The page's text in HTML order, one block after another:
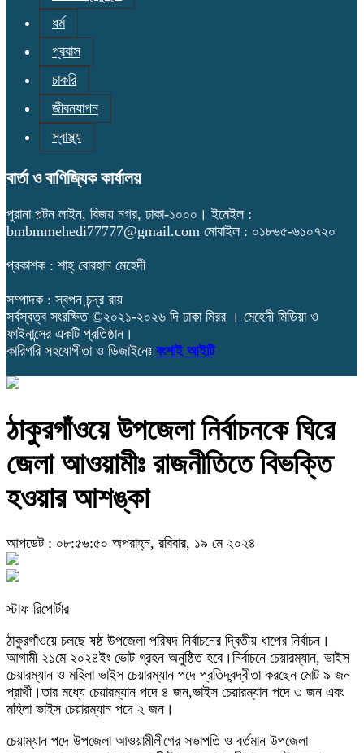
ধর্ম
প্রবাস
চাকরি
জীবনযাপন
স্বাস্থ্য
বার্তা ও বাণিজ্যিক কার্যালয়
পুরানা পল্টন লাইন, বিজয় নগর, ঢাকা-১০০০। ইমেইল :
bmbmmehedi77777@gmail.com মোবাইল : ০১৮৬৫-৬১০৭২০
প্রকাশক : শাহ্ বোরহান মেহেদী
সম্পাদক : স্বপন চন্দ্র রায়
সর্বস্বত্ব সংরক্ষিত ©২০২১-২০২৬ দি ঢাকা মিরর । মেহেদী মিডিয়া ও
ফাইনান্সের একটি প্রতিষ্ঠান।
কারিগরি সহযোগীতা ও ডিজাইনেঃ বংশাই আইটি
ঠাকুরগাঁওয়ে উপজেলা নির্বাচনকে ঘিরে
জেলা আওয়ামীঃ রাজনীতিতে বিভক্তি
হওয়ার আশঙ্কা
আপডেট : ০৮:৫৬:৫০ অপরাহ্ন, রবিবার, ১৯ মে ২০২৪
স্টাফ রিপোর্টার
ঠাকুরগাঁওয়ে চলছে ষষ্ঠ উপজেলা পরিষদ নির্বাচনের দ্বিতীয় ধাপের নির্বাচন।
আগামী ২১মে ২০২৪ইং ভোট গ্রহন অনুষ্ঠিত হবে।নির্বাচনে চেয়ারম্যান, ভাইস
চেয়ারম্যান ও মহিলা ভাইস চেয়ারম্যান পদে প্রতিদ্বন্দ্বীতা করছেন মোট ৯ জন
প্রার্থী।তার মধ্যে চেয়ারম্যান পদে ৪ জন,ভাইস চেয়ারম্যান পদে ৩ জন এবং
মহিলা ভাইস চেয়ারম্যান পদে ২ জন।
চেয়াম্যান পদে উপজেলা আওয়ামীলীগের সভাপতি ও বর্তমান উপজেলা